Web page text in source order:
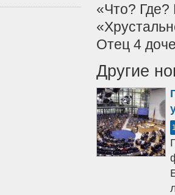
«Что? Где?
Отец 4
Другие